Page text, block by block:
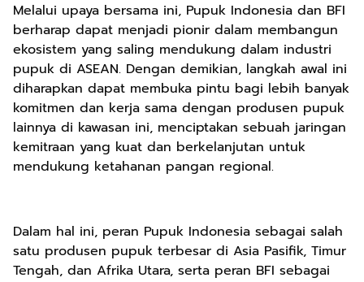
Melalui upaya bersama ini, Pupuk Indonesia dan BFI
berharap dapat menjadi pionir dalam membangun
ekosistem yang saling mendukung dalam industri
pupuk di ASEAN. Dengan demikian, langkah awal ini
diharapkan dapat membuka pintu bagi lebih banyak
komitmen dan kerja sama dengan produsen pupuk
lainnya di kawasan ini, menciptakan sebuah jaringan
kemitraan yang kuat dan berkelanjutan untuk
mendukung ketahanan pangan regional.
Dalam hal ini, peran Pupuk Indonesia sebagai salah
satu produsen pupuk terbesar di Asia Pasifik, Timur
Tengah, dan Afrika Utara, serta peran BFI sebagai